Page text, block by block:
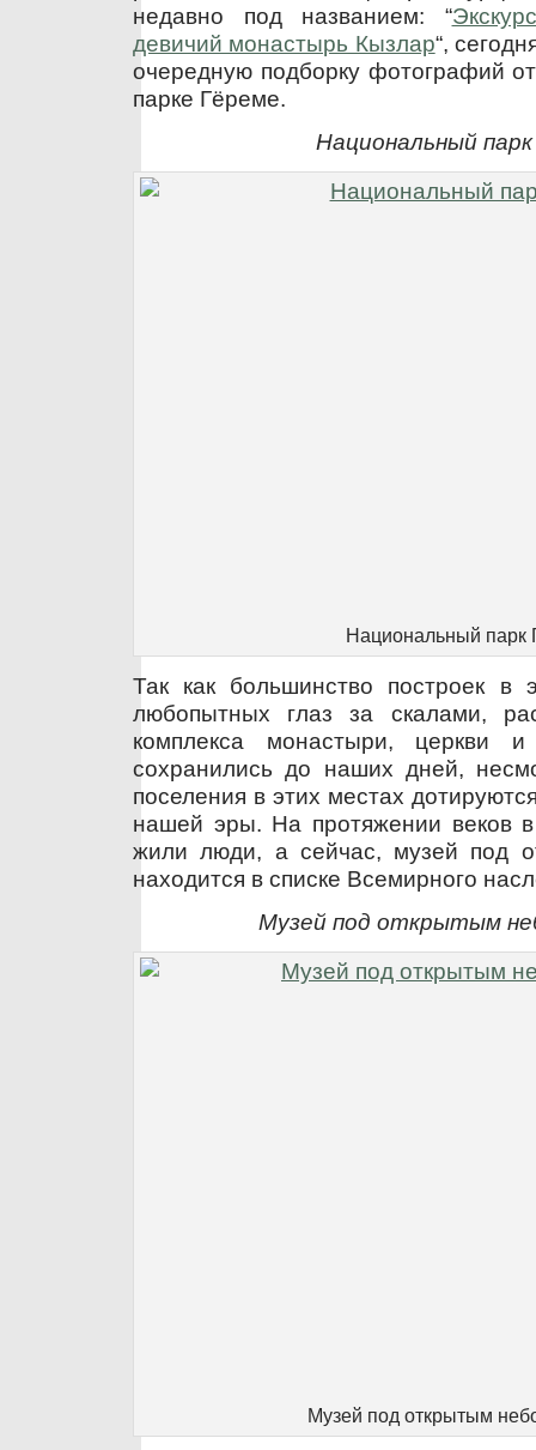
недавно под названием: “
девичий монастырь Кызлар“,
очередную подборку фотографий
парке Гёреме.
Национальный
Национальный парк
Так как большинство построек в
любопытных глаз за скалами,
комплекса монастыри, церкви
сохранились до наших дней,
поселения в этих местах
нашей эры. На протяжении веков в
жили люди, а сейчас, музей под
находится в списке Всемирного
Музей под открытым
Музей под открытым